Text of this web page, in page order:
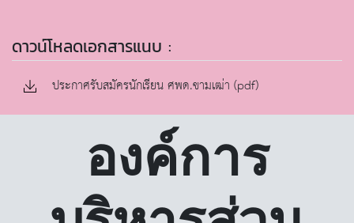
ดาวน์โหลดเอกสารแนบ :
ประกาศรับสมัครนักเรียน ศพด.ขามเฒ่า (pdf)
องค์การ